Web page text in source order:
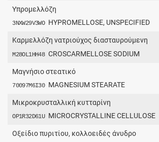
Υπρομελλόζη
3NXW29V3WO HYPROMELLOSE, UNSPECIFIED
Καρμελλόζη νατριούχος διασταυρούμενη
M28OL1HH48 CROSCARMELLOSE SODIUM
Μαγνήσιο στεατικό
70097M6I30 MAGNESIUM STEARATE
Μικροκρυσταλλική κυτταρίνη
OP1R32D61U MICROCRYSTALLINE CELLULOSE
Οξείδιο πυριτίου, κολλοειδές άνυδρο